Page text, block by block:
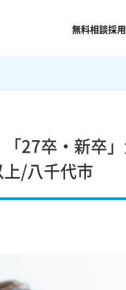
無料相談採
「27卒・新卒
/八千代市